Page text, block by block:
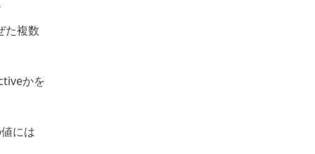
た複数
かを
には